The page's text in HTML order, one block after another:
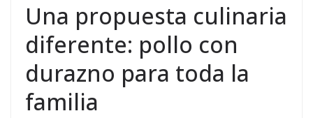
Una propuesta culinaria
diferente: pollo con
durazno para toda la
familia